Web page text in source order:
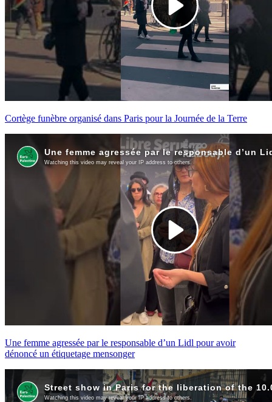
Cortège funèbre organisé dans Paris pour la Journée de la Terre
Une femme agressée par le responsable d’un Lidl pour avoir
dénoncé un étiquetage mensonger